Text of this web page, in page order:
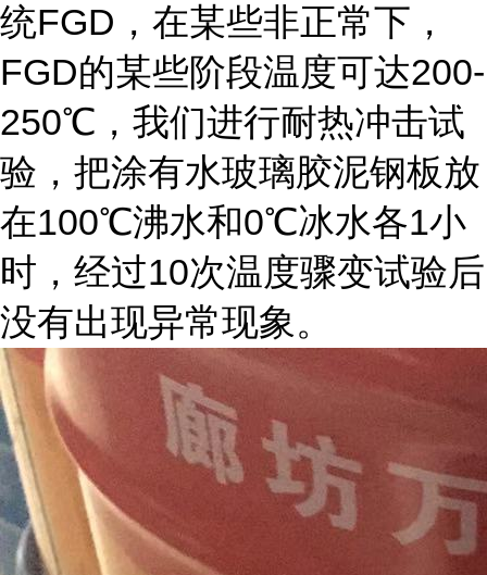
统FGD ，在某些非正常下，
FGD的某些阶段温度可达200-
250℃，我们进行耐热冲击试
验，把涂有水玻璃胶泥钢板放
在100℃沸水和0℃冰水各1小
时，经过10次温度骤变试验后
没有出现异常现象。